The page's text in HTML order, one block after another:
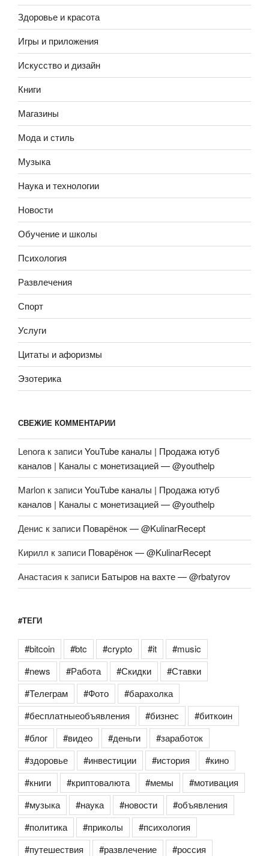
Здоровье и красота
Игры и приложения
Искусство и дизайн
Книги
Магазины
Мода и стиль
Музыка
Наука и технологии
Новости
Обучение и школы
Психология
Развлечения
Спорт
Услуги
Цитаты и афоризмы
Эзотерика
СВЕЖИЕ КОММЕНТАРИИ
Lenora к записиYouTube каналы | Продажа ютуб
каналов | Каналы с монетизацией — @youthelp
Marlon к записиYouTube каналы | Продажа ютуб
каналов | Каналы с монетизацией — @youthelp
Денис к записи Поварёнок — @KulinarRecept
Кирилл к записи Поварёнок — @KulinarRecept
Анастасия к записи Батыров на вахте — @rbatyrov
#ТЕГИ
#bitcoin #btc #crypto #it
#music
#news
#Работа #Скидки
#Ставки
#Телеграм
#Фото
#барахолка
#бесплатныеобъявления
#бизнес
#биткоин
#блог
#видео #деньги
#заработок
#здоровье
#инвестиции #история
#кино
#книги
#криптовалюта #мемы
#мотивация
#музыка
#наука #новости
#объявления
#политика
#приколы
#психология
#путешествия
#развлечение
#россия